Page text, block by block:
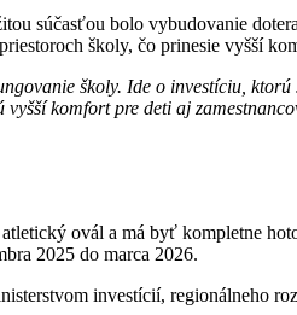
súčasťou bolo vybudovanie
školy, čo prinesie vyšší
školy. Ide o investíciu,
komfort pre deti aj
ovál a má byť kompletne
2025 do marca 2026.
investícií, regionálneho